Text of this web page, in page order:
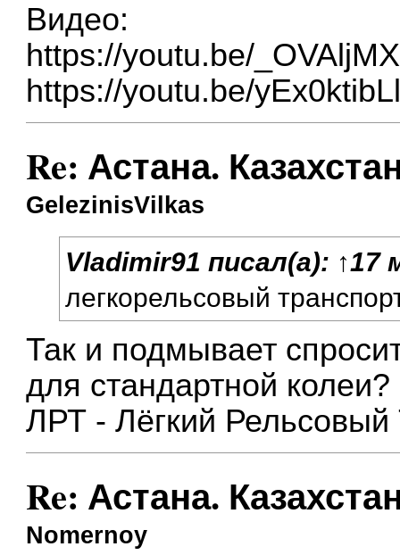
Видео:
https://youtu.be/
https://youtu.be/
Re: Астана.
GelezinisVilkas
Vladimir91 писал(а): ↑17
легкорельсовый
Так и подмывает
для стандартной колеи?
ЛРТ - Лёгкий Рельсовый
Re: Астана.
Nomernoy